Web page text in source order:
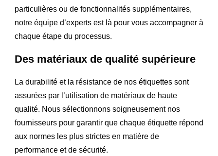
particulières ou de fonctionnalités supplémentaires,
notre équipe d’experts est là pour vous accompagner à
chaque étape du processus.
Des matériaux de qualité supérieure
La durabilité et la résistance de nos étiquettes sont
assurées par l’utilisation de matériaux de haute
qualité. Nous sélectionnons soigneusement nos
fournisseurs pour garantir que chaque étiquette répond
aux normes les plus strictes en matière de
performance et de sécurité.